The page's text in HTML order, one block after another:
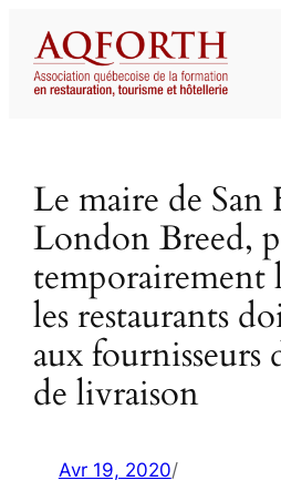
contenu
Le maire de San
London Breed,
temporairement
les restaurants
aux fournisseurs
de livraison
Avr 19, 2020/